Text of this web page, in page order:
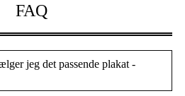
FAQ
jeg det passende plakat -